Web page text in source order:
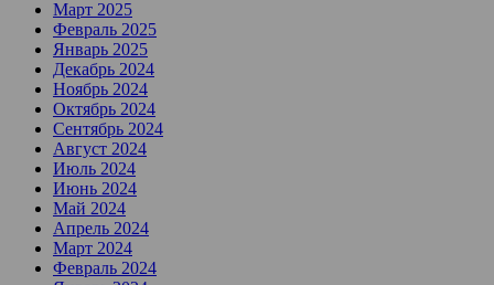
Март 2025
Февраль 2025
Январь 2025
Декабрь 2024
Ноябрь 2024
Октябрь 2024
Сентябрь 2024
Август 2024
Июль 2024
Июнь 2024
Май 2024
Апрель 2024
Март 2024
Февраль 2024